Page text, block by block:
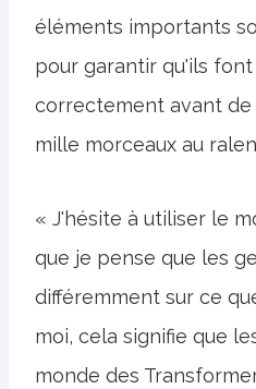
éléments importants
pour garantir qu'ils
correctement avant
mille morceaux au
« J'hésite à utiliser le
que je pense que les
différemment sur ce
moi, cela signifie que
monde des